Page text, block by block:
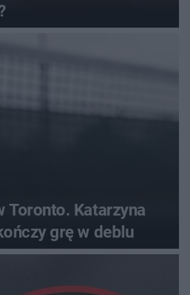
Toronto. Katarzyna
grę w deblu